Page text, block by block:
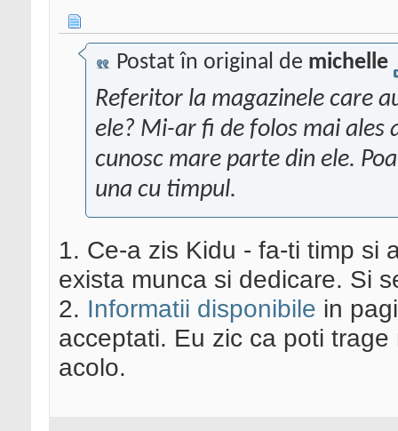
Postat în original de michelle
Referitor la magazinele care
ele? Mi-ar fi de folos mai ales
cunosc mare parte din ele.
una cu timpul.
1. Ce-a zis Kidu - fa-ti timp si
exista munca si dedicare. Si
2. Informatii disponibile in
acceptati. Eu zic ca poti
acolo.